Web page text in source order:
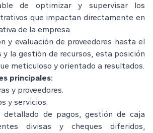
de optimizar y supervisar los
que impactan directamente en
de la empresa.
y evaluación de proveedores hasta el
y la gestión de recursos, esta posición
meticuloso y orientado a resultados.
principales:
y proveedores.
y servicios.
detallado de pagos, gestión de caja
divisas y cheques diferidos,